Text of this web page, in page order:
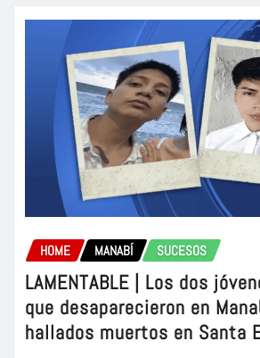
HOME MANABÍ SUCESOS
LAMENTABLE | Los dos
que desaparecieron en
hallados muertos en Santa